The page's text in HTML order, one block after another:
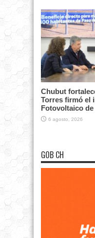
Chubut
Torres firmó el
Fotovoltaico
6 agosto, 2026
GOB CH